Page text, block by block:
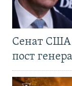
Сенат США
пост